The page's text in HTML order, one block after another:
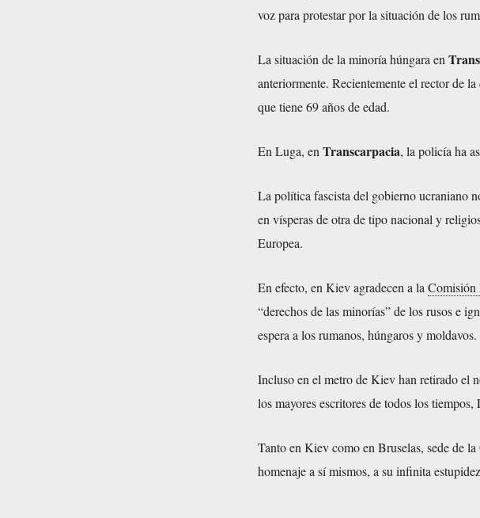
voz para protestar por la situación de los
La situación de la minoría húngara en
anteriormente. Recientemente el rector de
que tiene 69 años de edad.
En Luga, en Transcarpacia, la policía ha
La política fascista del gobierno ucraniano
en vísperas de otra de tipo nacional y
Europea.
En efecto, en Kiev agradecen a la Comisión
“derechos de las minorías” de los rusos e
espera a los rumanos, húngaros y moldavos.
Incluso en el metro de Kiev han retirado el
los mayores escritores de todos los
Tanto en Kiev como en Bruselas, sede de
homenaje a sí mismos, a su infinita